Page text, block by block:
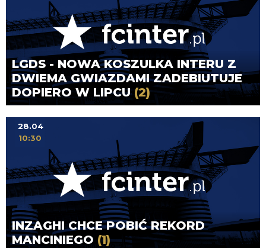
LGDS - NOWA KOSZULKA INTERU Z
DWIEMA GWIAZDAMI ZADEBIUTUJE
DOPIERO W LIPCU (2)
INZAGHI CHCE POBIĆ REKORD
MANCINIEGO (1)
28.04
10:30